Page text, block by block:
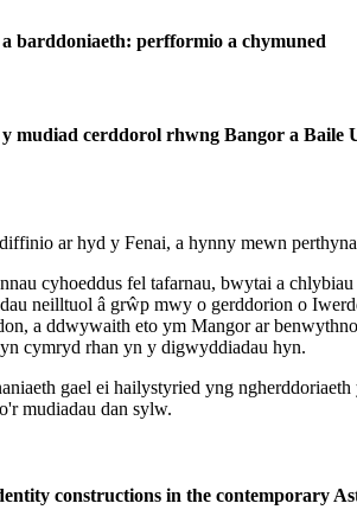
barddoniaeth: perfformio a chymuned
mudiad cerddorol rhwng Bangor a Baile
ar hyd y Fenai, a hynny mewn
cyhoeddus fel tafarnau, bwytai a
neilltuol â grŵp mwy o gerddorion o
a ddwywaith eto ym Mangor ar
cymryd rhan yn y digwyddiadau hyn.
gael ei hailystyried yng
mudiadau dan sylw.
constructions in the contemporary